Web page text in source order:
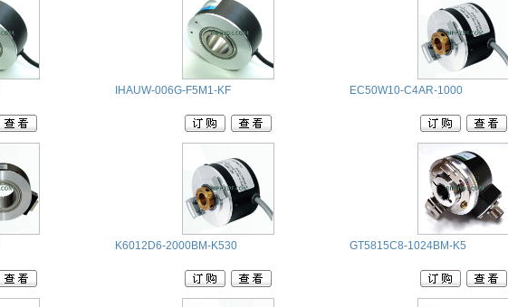
IHAUW-006G-F5M1-KF EC50W10-C4AR-1000
K6012D6-2000BM-K530 GT5815C8-1024BM-K5